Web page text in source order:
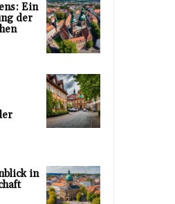
Ein
der
in